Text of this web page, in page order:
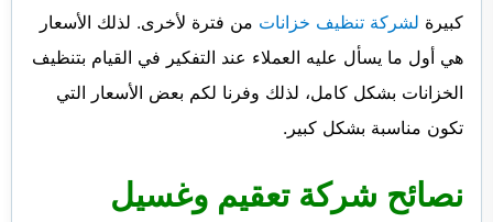
كبيرة لشركة تنظيف خزانات من فترة لأخرى. لذلك الأسعار
هي أول ما يسأل عليه العملاء عند التفكير في القيام بتنظيف
الخزانات بشكل كامل، لذلك وفرنا لكم بعض الأسعار التي
تكون مناسبة بشكل كبير.
نصائح شركة تعقيم وغسيل